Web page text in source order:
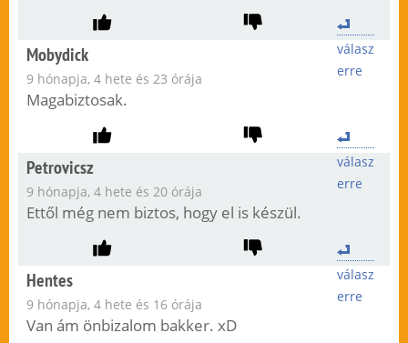
válasz
erre
Mobydick
9 hónapja, 4 hete és 23 órája
Magabiztosak.
válasz
erre
Petrovicsz
9 hónapja, 4 hete és 20 órája
Ettől még nem biztos, hogy el is készül.
válasz
erre
Hentes
9 hónapja, 4 hete és 16 órája
Van ám önbizalom bakker. xD